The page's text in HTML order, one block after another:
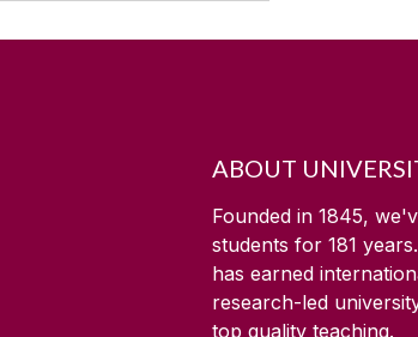
ABOUT
Founded in 1845,
students for 181
has earned
research-led
top quality teaching.